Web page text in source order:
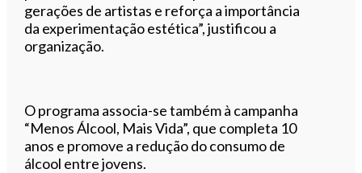
gerações de artistas e reforça a importância
da experimentação estética”, justificou a
organização.
O programa associa-se também à campanha
“Menos Álcool, Mais Vida”, que completa 10
anos e promove a redução do consumo de
álcool entre jovens.